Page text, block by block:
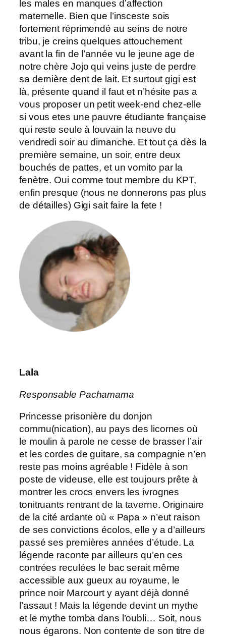
les males en manques d’affection
maternelle. Bien que l’insceste sois
fortement réprimendé au seins de notre
tribu, je creins quelques attouchement
avant la fin de l’année vu le jeune age de
notre chère Jojo qui veins juste de perdre
sa dernière dent de lait. Et surtout gigi est
là, présente quand il faut et n’hésite pas a
vous proposer un petit week-end chez-elle
si vous etes une pauvre étudiante française
qui reste seule à louvain la neuve du
vendredi soir au dimanche. Et tout ça dès la
première semaine, un soir, entre deux
bouchés de pattes, et un vomito par la
fenètre. Oui comme tout membre du KPT,
enfin presque (nous ne donnerons pas plus
de détailles) Gigi sait faire la fete !
Lala
Responsable Pachamama
Princesse prisonière du donjon
commu(nication), au pays des licornes où
le moulin à parole ne cesse de brasser l’air
et les cordes de guitare, sa compagnie n’en
reste pas moins agréable ! Fidèle à son
poste de videuse, elle est toujours prête à
montrer les crocs envers les ivrognes
tonitruants rentrant de la taverne. Originaire
de la cité ardante où « Papa » n’eut raison
de ses convictions écolos, elle y a d’ailleurs
passé ses premières années d’étude. La
légende raconte par ailleurs qu’en ces
contrées reculées le bac serait même
accessible aux gueux au royaume, le
prince noir Marcourt y ayant déjà donné
l’assaut ! Mais la légende devint un mythe
et le mythe tomba dans l’oubli… Soit, nous
nous égarons. Non contente de son titre de